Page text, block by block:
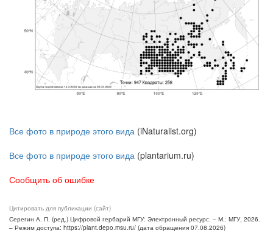
Все фото в природе этого вида (iNaturalist.org)
Все фото в природе этого вида (plantarium.ru)
Сообщить об ошибке
Цитировать для публикации (сайт)
Серегин А. П. (ред.) Цифровой гербарий МГУ: Электронный ресурс. – М.: МГУ, 2026.
– Режим доступа: https://plant.depo.msu.ru/ (дата обращения 07.08.2026)